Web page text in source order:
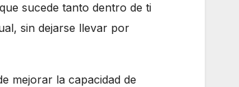
sucede tanto dentro de ti
sin dejarse llevar por
mejorar la capacidad de